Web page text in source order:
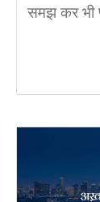
समझ कर भी